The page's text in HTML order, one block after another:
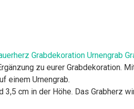
Grabdekoration Urnengrab
zu eurer Grabdekoration.
einem Urnengrab.
3,5 cm in der Höhe. Das